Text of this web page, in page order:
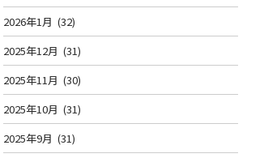
2026年1月 (32)
2025年12月 (31)
2025年11月 (30)
2025年10月 (31)
2025年9月 (31)